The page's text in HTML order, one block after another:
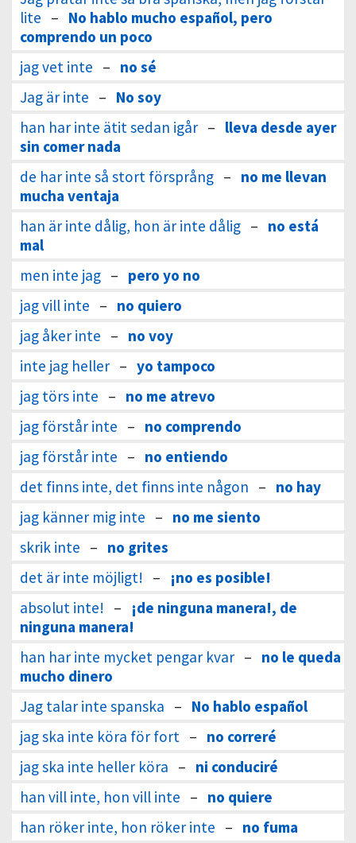
lite – No hablo mucho español, pero
comprendo un poco
jag vet inte – no sé
Jag är inte – No soy
han har inte ätit sedan igår – lleva desde ayer
sin comer nada
de har inte så stort försprång – no me llevan
mucha ventaja
han är inte dålig, hon är inte dålig – no está
mal
men inte jag – pero yo no
jag vill inte – no quiero
jag åker inte – no voy
inte jag heller – yo tampoco
jag törs inte – no me atrevo
jag förstår inte – no comprendo
jag förstår inte – no entiendo
det finns inte, det finns inte någon – no hay
jag känner mig inte – no me siento
skrik inte – no grites
det är inte möjligt! –
¡no es posible!
absolut inte! –
¡de ninguna manera!, de
ninguna manera!
han har inte mycket pengar kvar – no le queda
mucho dinero
Jag talar inte spanska – No hablo español
jag ska inte köra för fort – no correré
jag ska inte heller köra – ni conduciré
han vill inte, hon vill inte – no quiere
han röker inte, hon röker inte – no fuma